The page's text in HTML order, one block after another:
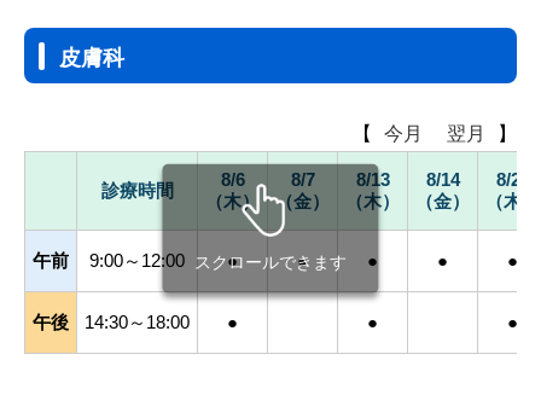
皮膚科
【 今月 翌月 】
スクロールできます
診療時間
8/6
（木）
8/7
（金）
8/13
（木）
8/14
（金）
8/27
（木）
午前 9:00～12:00 ● ● ● ● ●
午後 14:30～18:00 ● ● ●